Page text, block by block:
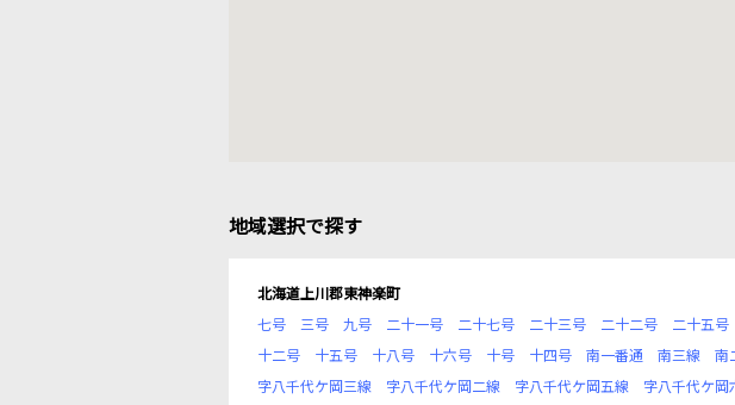
地域選択で探す
北海道上川郡東神楽町
七号
三号 九号 二十一号 二十七号 二十三号 二十二号 二十五号
十二号
十五号 十八号 十六号 十号 十四号 南一番通 南三線 南
字八千代ケ岡三線
字八千代ケ岡二線 字八千代ケ岡五線 字八千代ケ岡